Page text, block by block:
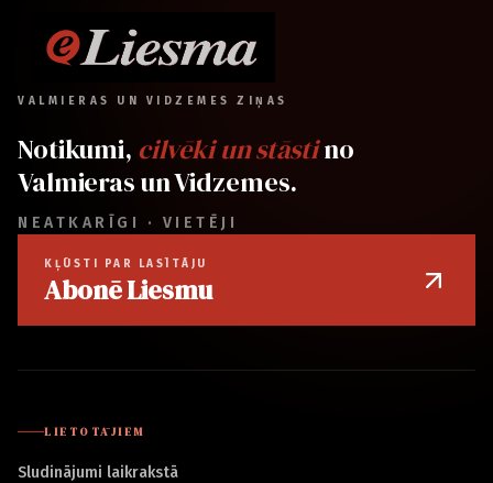
VALMIERAS UN VIDZEMES ZIŅAS
Notikumi, cilvēki un stāstino
Valmieras un Vidzemes.
NEATKARĪGI · VIETĒJI
KĻŪSTI PAR LASĪTĀJU
Abonē Liesmu
LIETOTĀJIEM
Sludinājumi laikrakstā